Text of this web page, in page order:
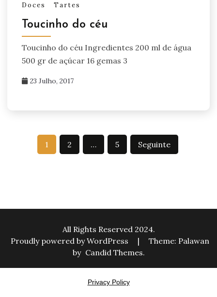
Doces Tartes
Toucinho do céu
Toucinho do céu Ingredientes 200 ml de água
500 gr de açúcar 16 gemas 3
23 Julho, 2017
Paginação
1 2 … 5 Seguinte
All Rights Reserved 2024.
Proudly powered by WordPress
|
Theme: Palawan
by Candid Themes.
Privacy Policy